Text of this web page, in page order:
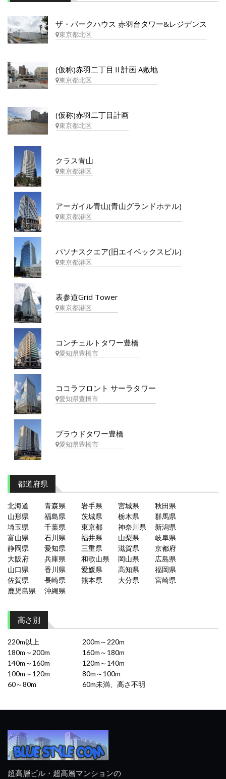
ザ・パークハウス 赤羽台タワー&レジデンス
東京都北区
(仮称)赤羽二丁目Ⅱ計画 A敷地
東京都北区
(仮称)赤羽二丁目計画
東京都北区
クラス青山
東京都港区
アーガイル青山(青山グランドホテル)
東京都港区
パソナスクエア(旧エイベックスビル)
東京都港区
表参道Grid Tower
東京都港区
コンチェルトタワー豊橋
愛知県豊橋市
ココラフロント サーラタワー
愛知県豊橋市
プラウドタワー豊橋
愛知県豊橋市
都道府県
北海道 青森県 岩手県 宮城県
秋田県
山形県
福島県 茨城県 栃木県
群馬県
埼玉県
千葉県 東京都 神奈川県
新潟県
富山県
石川県 福井県 山梨県
岐阜県
静岡県
愛知県 三重県 滋賀県
京都府
大阪府
兵庫県 和歌山県 岡山県
広島県
山口県
香川県 愛媛県 高知県
福岡県
佐賀県
長崎県 熊本県 大分県
宮崎県
鹿児島県
沖縄県
高さ別
220m以上
200m～220m
180m～200m
160m～180m
140m～160m
120m～140m
100m～120m
80m～100m
60～80m
60m未満、高さ不明
超高層ビル・超高層マンションの